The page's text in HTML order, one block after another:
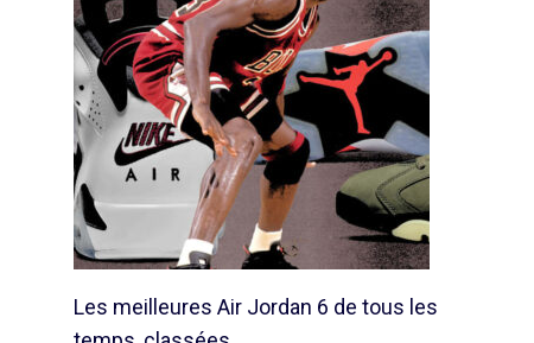
Les meilleures Air Jordan 6 de tous les